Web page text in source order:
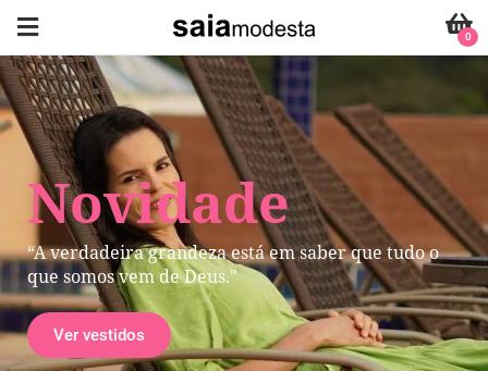
Novidade
“A verdadeira grandeza está em saber que tudo o
que somos vem de Deus."
Ver vestidos
0